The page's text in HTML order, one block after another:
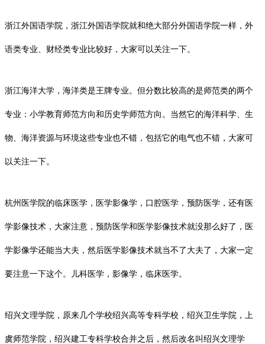
浙江外国语学院，浙江外国语学院就和绝大部分外国语学院一样，外
语类专业、财经类专业比较好，大家可以关注一下。
浙江海洋大学，海洋类是王牌专业。但分数比较高的是师范类的两个
专业：小学教育师范方向和历史学师范方向。当然它的海洋科学、生
物、海洋资源与环境这些专业也不错，包括它的电气也不错，大家可
以关注一下。
杭州医学院的临床医学，医学影像学，口腔医学，预防医学，还有医
学影像技术，大家注意，预防医学和医学影像技术就没那么好了，医
学影像学还能当大夫，然后医学影像技术就当不了大夫了，大家一定
要注意一下这个。儿科医学，影像学，临床医学。
绍兴文理学院，原来几个学校绍兴高等专科学校 ，绍兴卫生学院，上
虞师范学院，绍兴建工专科学校合并之后，然后改名叫绍兴文理学